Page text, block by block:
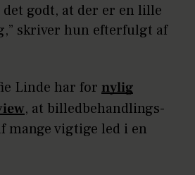
godt, at der er en lille
skriver hun efterfulgt af
Linde har for nylig
, at billedbehandlings-
mange vigtige led i en